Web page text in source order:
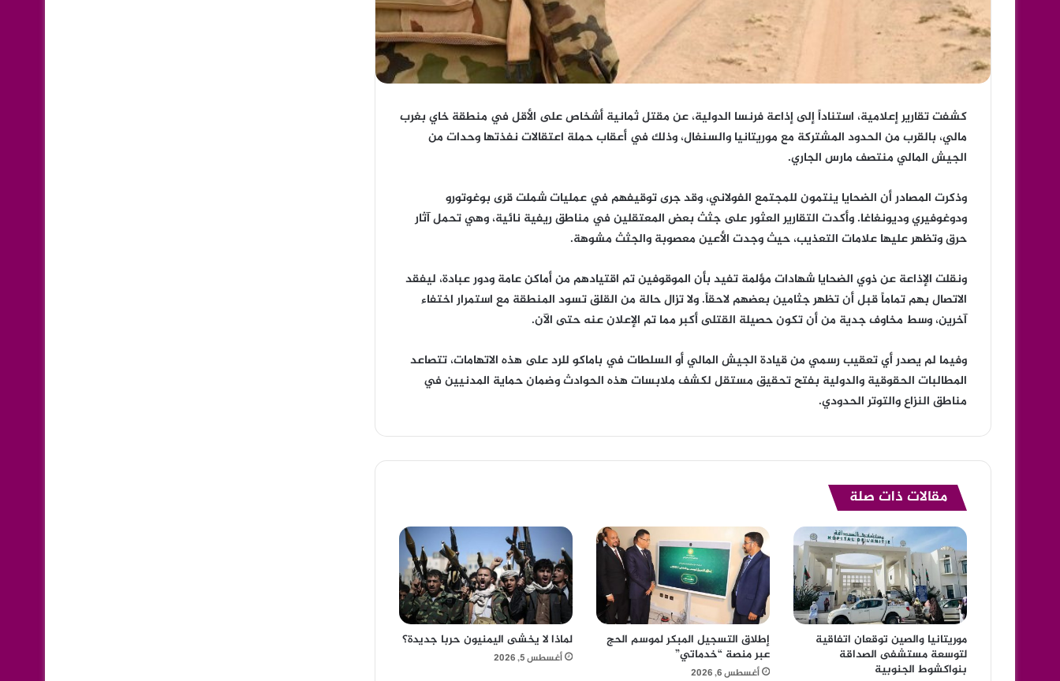
كشفت تقارير إعلامية، استناداً إلى إذاعة فرنسا الدولية، عن مقتل ثمانية أشخاص على الأقل في منطقة خاي بغرب
مالي، بالقرب من الحدود المشتركة مع موريتانيا والسنغال، وذلك في أعقاب حملة اعتقالات نفذتها وحدات من
الجيش المالي منتصف مارس الجاري.
وذكرت المصادر أن الضحايا ينتمون للمجتمع الفولاني، وقد جرى توقيفهم في عمليات شملت قرى بوغوتورو
ودوغوفيري وديونغاغا. وأكدت التقارير العثور على جثث بعض المعتقلين في مناطق ريفية نائية، وهي تحمل آثار
حرق وتظهر عليها علامات التعذيب، حيث وجدت الأعين معصوبة والجثث مشوهة.
ونقلت الإذاعة عن ذوي الضحايا شهادات مؤلمة تفيد بأن الموقوفين تم اقتيادهم من أماكن عامة ودور عبادة، ليفقد
الاتصال بهم تماماً قبل أن تظهر جثامين بعضهم لاحقاً. ولا تزال حالة من القلق تسود المنطقة مع استمرار اختفاء
آخرين، وسط مخاوف جدية من أن تكون حصيلة القتلى أكبر مما تم الإعلان عنه حتى الآن.
وفيما لم يصدر أي تعقيب رسمي من قيادة الجيش المالي أو السلطات في باماكو للرد على هذه الاتهامات، تتصاعد
المطالبات الحقوقية والدولية بفتح تحقيق مستقل لكشف ملابسات هذه الحوادث وضمان حماية المدنيين في
مناطق النزاع والتوتر الحدودي.
مقالات ذات صلة
موريتانيا والصين توقعان اتفاقية
لتوسعة مستشفى الصداقة
بنواكشوط الجنوبية
إطلاق التسجيل المبكر لموسم الحج
عبر منصة “خدماتي”
أغسطس 6, 2026
لماذا لا يخشى اليمنيون حربا جديدة؟
أغسطس 5, 2026